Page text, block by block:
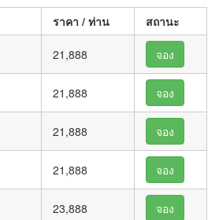
ราคา / ท่าน สถานะ
21,888 จอง
21,888 จอง
21,888 จอง
21,888 จอง
23,888 จอง